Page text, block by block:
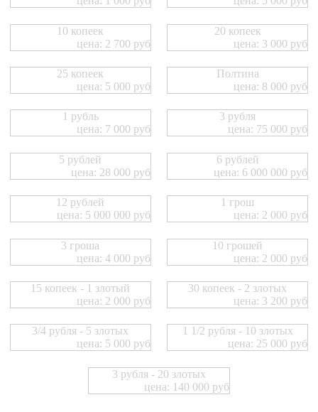
10 копеек
цена: 2 700 руб
20 копеек
цена: 3 000 руб
25 копеек
цена: 5 000 руб
Полтина
цена: 8 000 руб
1 рубль
цена: 7 000 руб
3 рубля
цена: 75 000 руб
5 рублей
цена: 28 000 руб
6 рублей
цена: 6 000 000 руб
12 рублей
цена: 5 000 000 руб
1 грош
цена: 2 000 руб
3 гроша
цена: 4 000 руб
10 грошей
цена: 2 000 руб
15 копеек - 1 злотый
цена: 2 000 руб
30 копеек - 2 злотых
цена: 3 200 руб
3/4 рубля - 5 злотых
цена: 5 000 руб
1 1/2 рубля - 10 злотых
цена: 25 000 руб
3 рубля - 20 злотых
цена: 140 000 руб